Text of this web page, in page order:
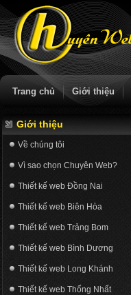
Trang chủ Giới thiệu
Giới thiệu
Về chúng tôi
Vì sao chọn Chuyên Web?
Thiết kế web Đồng Nai
Thiết kế web Biên Hòa
Thiết kế web Trảng Bom
Thiết kế web Bình Dương
Thiết kế web Long Khánh
Thiết kế web Thống Nhất